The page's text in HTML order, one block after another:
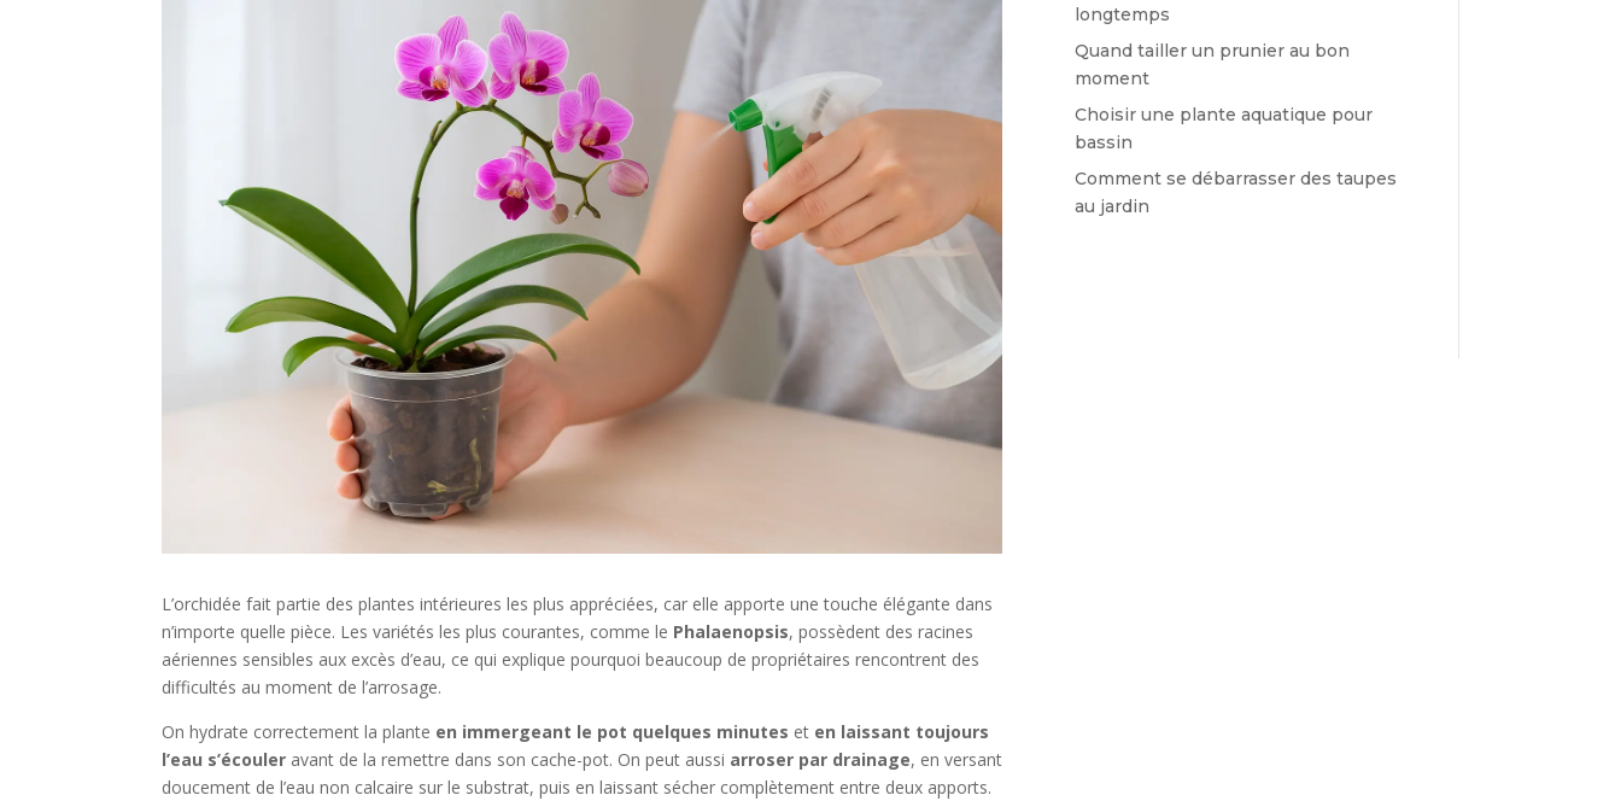
L’orchidée fait partie des plantes intérieures les plus appréciées, car elle apporte une touche élégante dans
n’importe quelle pièce. Les variétés les plus courantes, comme le Phalaenopsis, possèdent des racines
aériennes sensibles aux excès d’eau, ce qui explique pourquoi beaucoup de propriétaires rencontrent des
difficultés au moment de l’arrosage.
On hydrate correctement la plante en immergeant le pot quelques minutes et en laissant toujours
l’eau s’écouler avant de la remettre dans son cache-pot. On peut aussi arroser par drainage, en versant
doucement de l’eau non calcaire sur le substrat, puis en laissant sécher complètement entre deux apports.
longtemps
Quand tailler un prunier au bon
moment
Choisir une plante aquatique pour
bassin
Comment se débarrasser des taupes
au jardin